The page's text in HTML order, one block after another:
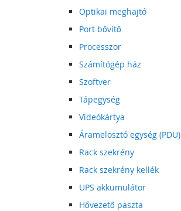
Optikai meghajtó
Port bővítő
Processzor
Számítógép ház
Szoftver
Tápegység
Videókártya
Áramelosztó egység (PDU)
Rack szekrény
Rack szekrény kellék
UPS akkumulátor
Hővezető paszta